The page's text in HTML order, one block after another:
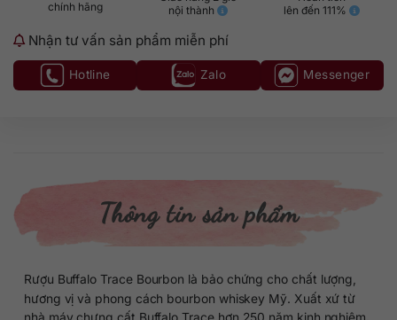
chính hãng
nội thành
lên đến 111%
Nhận tư vấn sản phẩm miễn phí
Hotline Zalo Messenger
Thông tin sản phẩm
Rượu Buffalo Trace Bourbon là bảo chứng cho chất lượng,
hương vị và phong cách bourbon whiskey Mỹ. Xuất xứ từ